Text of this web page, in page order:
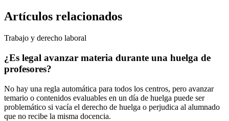
Artículos relacionados
Trabajo y derecho laboral
¿Es legal avanzar materia durante una huelga de
profesores?
No hay una regla automática para todos los centros, pero avanzar
temario o contenidos evaluables en un día de huelga puede ser
problemático si vacía el derecho de huelga o perjudica al alumnado
que no recibe la misma docencia.